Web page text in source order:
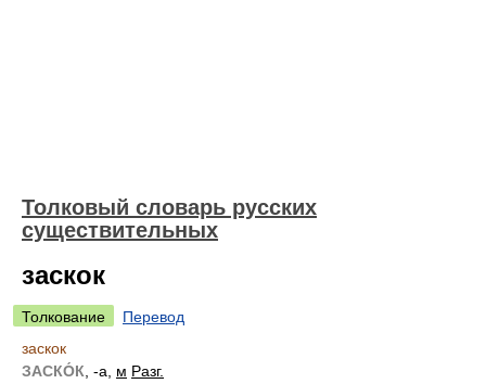
Толковый словарь русских
существительных
заскок
Толкование
Перевод
заскок
ЗАСКО́К , -а, м Разг.